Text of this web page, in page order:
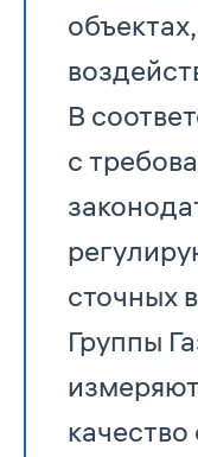
В
с
сточных
Группы